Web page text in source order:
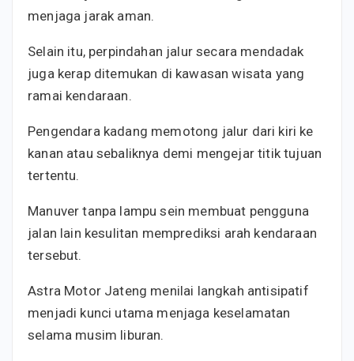
menjaga jarak aman.
Selain itu, perpindahan jalur secara mendadak
juga kerap ditemukan di kawasan wisata yang
ramai kendaraan.
Pengendara kadang memotong jalur dari kiri ke
kanan atau sebaliknya demi mengejar titik tujuan
tertentu.
Manuver tanpa lampu sein membuat pengguna
jalan lain kesulitan memprediksi arah kendaraan
tersebut.
Astra Motor Jateng menilai langkah antisipatif
menjadi kunci utama menjaga keselamatan
selama musim liburan.